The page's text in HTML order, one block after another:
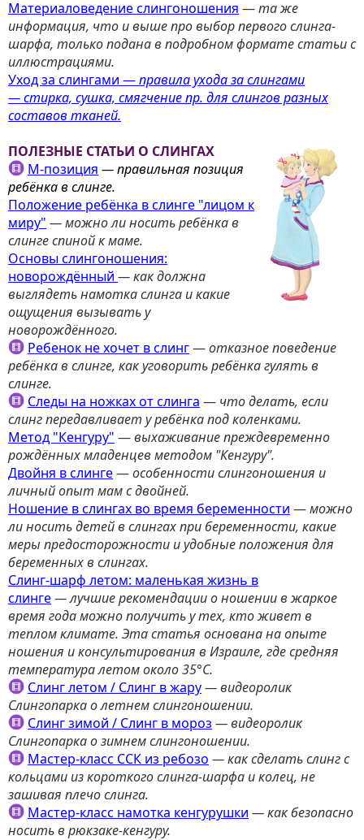
Материаловедение слингоношения —та же
информация, что и выше про выбор первого слинга-
шарфа, только подана в подробном формате статьи с
иллюстрациями.
Уход за слингами —правила ухода за слингами
— стирка, сушка, смягчение пр. для слингов разных
составов тканей.
ПОЛЕЗНЫЕ СТАТЬИ О СЛИНГАХ
М-позиция — правильная позиция
ребёнка в слинге.
Положение ребёнка в слинге "лицом к
миру" — можно ли носить ребёнка в
слинге спиной к маме.
Основы слингоношения:
новорождённый — как должна
выглядеть намотка слинга и какие
ощущения вызывать у
новорождённого.
Ребенок не хочет в слинг—отказное поведение
ребёнка в слинге, как уговорить ребёнка гулять в
слинге.
Следы на ножках от слинга — что делать, если
слинг передавливает у ребёнка под коленками.
Метод "Кенгуру" —выхаживание преждевременно
рождённых младенцев методом "Кенгуру".
Двойня в слинге—особенности слингоношения и
личный опыт мам с двойней.
Ношение в слингах во время беременности —можно
ли носить детей в слингах при беременности, какие
меры предосторожности и удобные положения для
беременных в слингах.
Слинг-шарф летом: маленькая жизнь в
слинге— лучшие рекомендации о ношении в жаркое
время года можно получить у тех, кто живет в
теплом климате. Эта статья основана на опыте
ношения и консультирования в Израиле, где средняя
температура летом около 35°С.
Слинг летом / Слинг в жару— видеоролик
Слингопарка о летнем слингоношении.
Слинг зимой / Слинг в мороз —видеоролик
Слингопарка о зимнем слингоношении.
Мастер-класс ССК из ребозо —как сделать слинг с
кольцами из короткого слинга-шарфа и колец, не
зашивая плечо слинга.
Мастер-класс намотка кенгурушки — как безопасно
носить в рюкзаке-кенгуру.